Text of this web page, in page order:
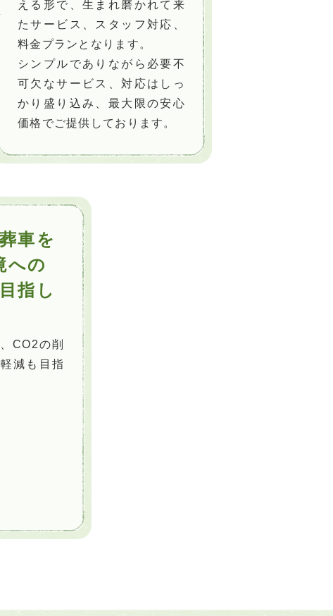
える形で、生まれ磨かれて来
たサービス、スタッフ対応、
料金プランとなります。
シンプルでありながら必要不
可欠なサービス、対応はしっ
かり盛り込み、最大限の安心
価格でご提供しております。
車を
への
指し
CO2の削
減も目指